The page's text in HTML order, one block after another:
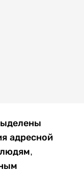
адресной